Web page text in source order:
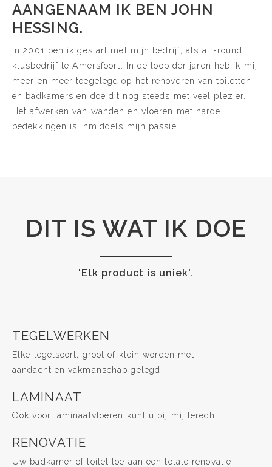
AANGENAAM IK BEN JOHN
HESSING.
In 2001 ben ik gestart met mijn bedrijf, als all-round
klusbedrijf te Amersfoort. In de loop der jaren heb ik mij
meer en meer toegelegd op het renoveren van toiletten
en badkamers en doe dit nog steeds met veel plezier.
Het afwerken van wanden en vloeren met harde
bedekkingen is inmiddels mijn passie.
DIT IS WAT IK DOE
'Elk product is uniek'.
TEGELWERKEN
Elke tegelsoort, groot of klein worden met
aandacht en vakmanschap gelegd.
LAMINAAT
Ook voor laminaatvloeren kunt u bij mij terecht.
RENOVATIE
Uw badkamer of toilet toe aan een totale renovatie